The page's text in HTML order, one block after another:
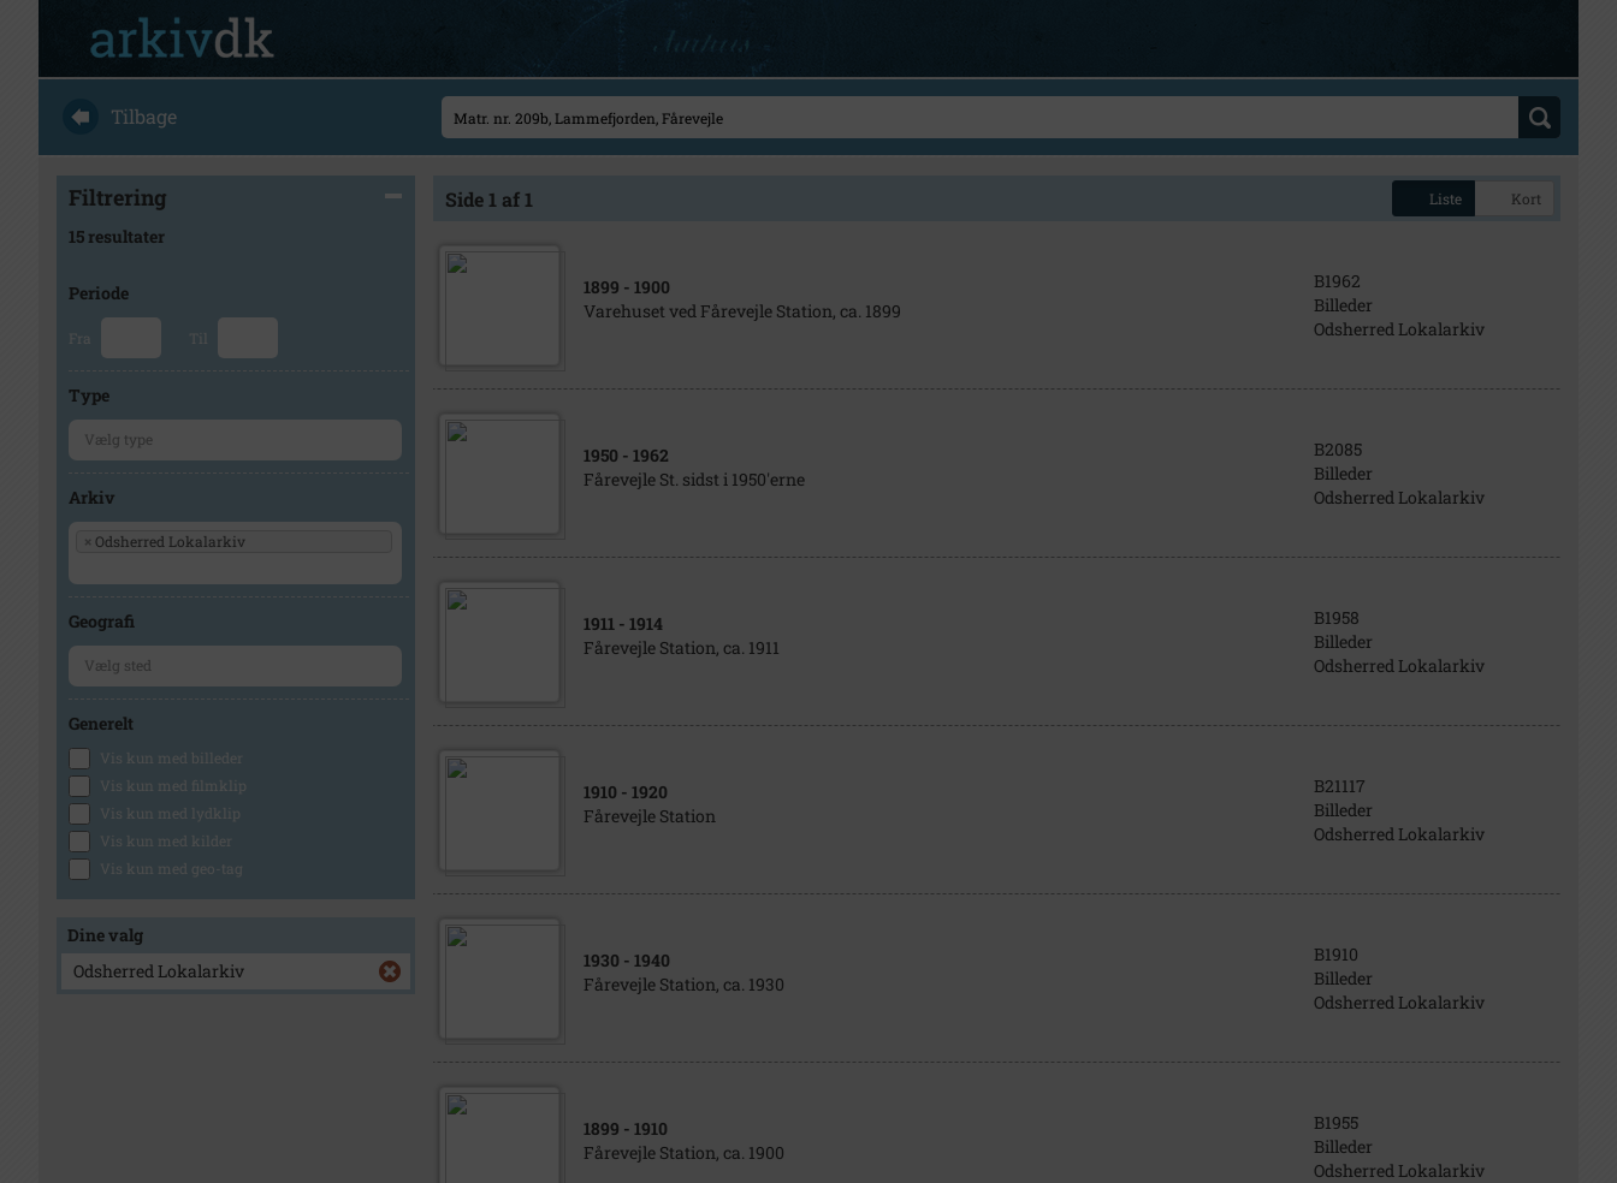
Tilbage
Filtrering
15 resultater
Periode
Fra Til
Type
Arkiv
× Odsherred Lokalarkiv
Geografi
Generelt
Vis kun med billeder
Vis kun med filmklip
Vis kun med lydklip
Vis kun med kilder
Vis kun med geo-tag
Dine valg
Odsherred Lokalarkiv
Side 1 af 1 Liste Kort
1899 - 1900
Varehuset ved Fårevejle Station, ca. 1899
B1962
Billeder
Odsherred Lokalarkiv
1950 - 1962
Fårevejle St. sidst i 1950'erne
B2085
Billeder
Odsherred Lokalarkiv
1911 - 1914
Fårevejle Station, ca. 1911
B1958
Billeder
Odsherred Lokalarkiv
1910 - 1920
Fårevejle Station
B21117
Billeder
Odsherred Lokalarkiv
1930 - 1940
Fårevejle Station, ca. 1930
B1910
Billeder
Odsherred Lokalarkiv
1899 - 1910
Fårevejle Station, ca. 1900
B1955
Billeder
Odsherred Lokalarkiv